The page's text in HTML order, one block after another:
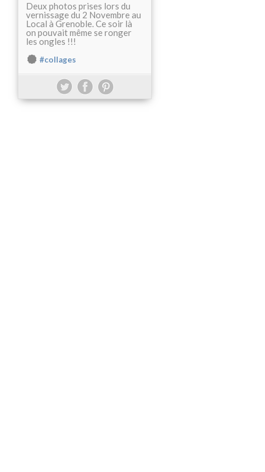
Deux photos prises lors du
vernissage du 2 Novembre au
Local à Grenoble. Ce soir là
on pouvait même se ronger
les ongles !!!
#collages